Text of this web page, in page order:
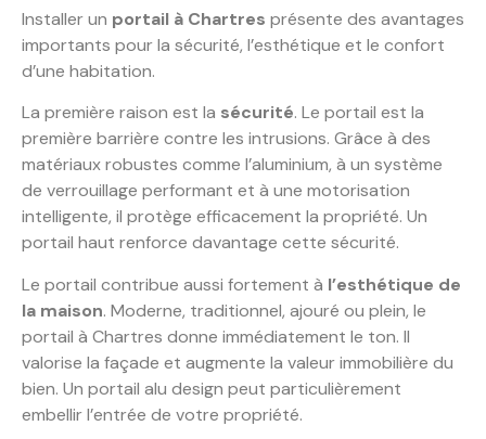
Installer un portail à Chartres présente des avantages
importants pour la sécurité, l’esthétique et le confort
d’une habitation.
La première raison est la sécurité. Le portail est la
première barrière contre les intrusions. Grâce à des
matériaux robustes comme l’aluminium, à un système
de verrouillage performant et à une motorisation
intelligente, il protège efficacement la propriété. Un
portail haut renforce davantage cette sécurité.
Le portail contribue aussi fortement à l’esthétique de
la maison. Moderne, traditionnel, ajouré ou plein, le
portail à Chartres donne immédiatement le ton. Il
valorise la façade et augmente la valeur immobilière du
bien. Un portail alu design peut particulièrement
embellir l’entrée de votre propriété.